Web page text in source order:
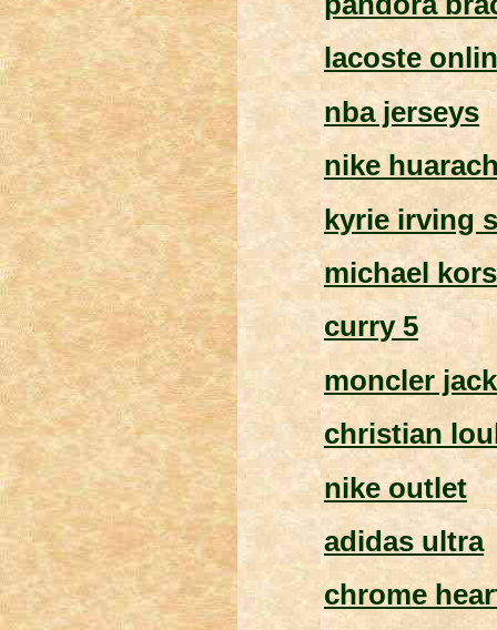
lacoste
nba jerseys
nike
kyrie irving
michael
curry 5
moncler
christian
nike outlet
adidas ultra
chrome